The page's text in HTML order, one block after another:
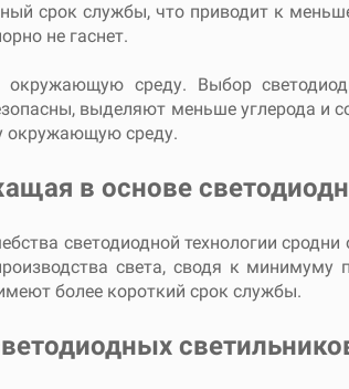
срок службы, что приводит к
не гаснет.
окружающую среду. Выбор
выделяют меньше углерода и
окружающую среду.
в основе
светодиодной технологии
света, сводя к минимуму
более короткий срок службы.